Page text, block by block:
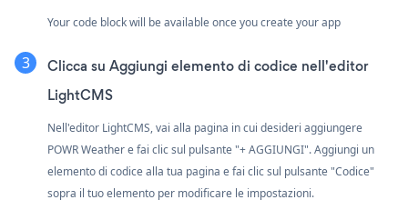
Your code block will be available once you create your app
Clicca su Aggiungi elemento di codice nell'editor
LightCMS
Nell'editor LightCMS, vai alla pagina in cui desideri aggiungere
POWR Weather e fai clic sul pulsante "+ AGGIUNGI". Aggiungi un
elemento di codice alla tua pagina e fai clic sul pulsante "Codice"
sopra il tuo elemento per modificare le impostazioni.